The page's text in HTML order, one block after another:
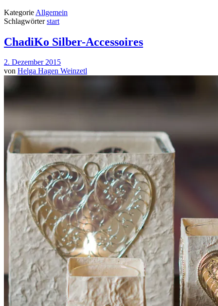
Kategorie Allgemein
Schlagwörterstart
ChadiKo Silber-Accessoires
2. Dezember 2015
von Helga Hagen Weinzetl